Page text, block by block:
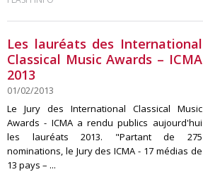
Les lauréats des International
Classical Music Awards – ICMA
2013
01/02/2013
Le Jury des International Classical Music
Awards - ICMA a rendu publics aujourd'hui
les lauréats 2013. "Partant de 275
nominations, le Jury des ICMA - 17 médias de
13 pays – ...